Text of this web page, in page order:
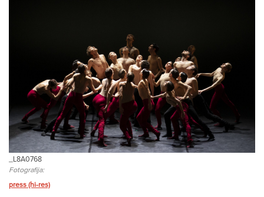
_L8A0768
Fotografija:
press (hi-res)